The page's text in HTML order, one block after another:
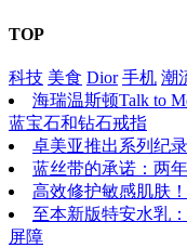
TOP
科技 美食 Dior 手机 潮
海瑞温斯顿Talk to
蓝宝石和钻石戒指
卓美亚推出系列纪
蓝丝带的承诺：两
高效修护敏感肌肤
至本新版特安水乳
屏障